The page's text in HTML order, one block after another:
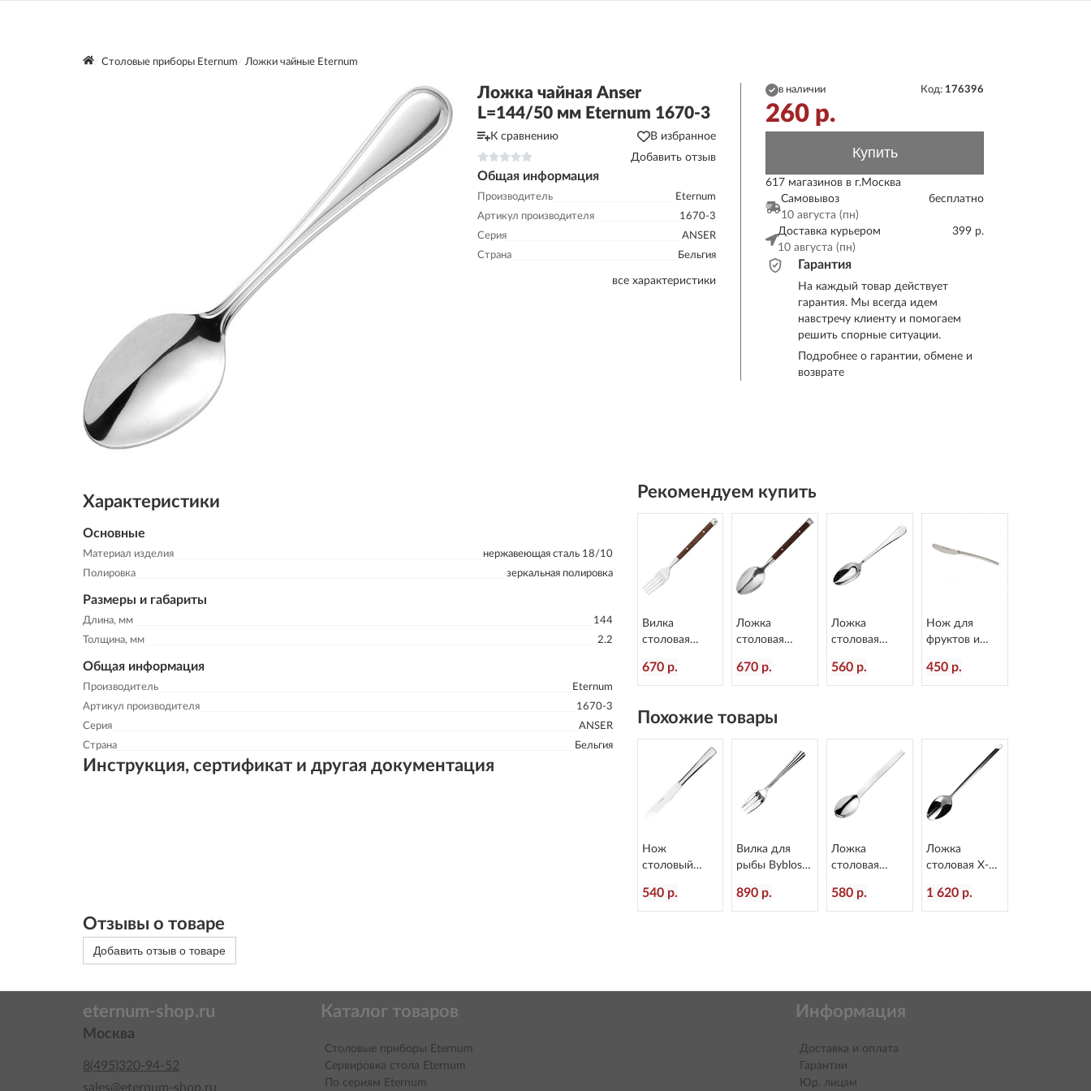
Столовые приборы Eternum Ложки чайные Eternum
Ложка чайная Anser
L=144/50 мм Eternum 1670-3
К сравнению
В избранное
Добавить отзыв
Общая информация
Производитель
Eternum
Артикул производителя
1670-3
Серия
ANSER
Страна
Бельгия
все характеристики
в наличии Код: 176396
260 р.
Купить
617 магазинов в г.Москва
Самовывоз
10 августа (пн)
бесплатно
Доставка курьером
10 августа (пн)
399 р.
Гарантия
На каждый товар действует
гарантия. Мы всегда идем
навстречу клиенту и помогаем
решить спорные ситуации.
Подробнее о гарантии, обмене и
возврате
Характеристики
Основные
Материал изделия
нержавеющая сталь 18/10
Полировка
зеркальная полировка
Размеры и габариты
Длина, мм
144
Толщина, мм
2.2
Общая информация
Производитель
Eternum
Артикул производителя
1670-3
Серия
ANSER
Страна
Бельгия
Инструкция, сертификат и другая документация
Рекомендуем купить
Вилка
столовая
пластиковая
ручка
Eternum 8005-
1
670 р.
Ложка
столовая
пластиковая
ручка
Eternum 8005-
2
670 р.
Ложка
столовая
L=207/70 мм
Eternum 1620-
560 р.
Нож для
фруктов и
L=160/60 мм
Eternum 2080-
450 р.
Похожие товары
Нож
столовый
L=236/120 мм
Eternum 3010-
540 р.
Вилка для
рыбы Byblos
Eternum 1840-
16
890 р.
Ложка
столовая
L=207/60 мм
Eternum 3020-
580 р.
Ложка
столовая X-15
Eternum 1860-
2
1 620 р.
Отзывы о товаре
Добавить отзыв о товаре
eternum-shop.ru
Москва
8(495)320-94-52
sales@eternum-shop.ru
Каталог товаров
Столовые приборы Eternum
Сервировка стола Eternum
По сериям Eternum
Информация
Доставка и оплата
Гарантии
Юр. лицам